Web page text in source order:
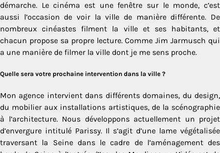
démarche. Le cinéma est une fenêtre sur le monde, c’est
aussi l’occasion de voir la ville de manière différente. De
nombreux cinéastes filment la ville et ses habitants, et
chacun propose sa propre lecture. Comme Jim Jarmusch qui
a une manière de filmer la ville dont je me sens proche.
Quelle sera votre prochaine intervention dans la ville ?
Mon agence intervient dans différents domaines, du design,
du mobilier aux installations artistiques, de la scénographie
à l’architecture. Nous développons actuellement un projet
d’envergure intitulé Parissy. Il s’agit d’une lame végétalisée
traversant la Seine dans le cadre de l’aménagement des